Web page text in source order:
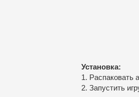
Установка:
1. Распаковать
2. Запустить